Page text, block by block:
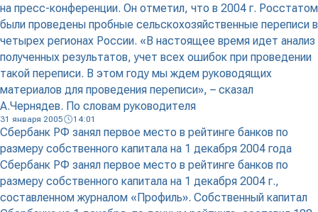
на пресс-конференции. Он отметил, что в 2004 г. Росстатом
были проведены пробные сельскохозяйственные переписи в
четырех регионах России. «В настоящее время идет анализ
полученных результатов, учет всех ошибок при проведении
такой переписи. В этом году мы ждем руководящих
материалов для проведения переписи», – сказал
А.Чернядев. По словам руководителя
31 января 2005 14:01
Сбербанк РФ занял первое место в рейтинге банков по
размеру собственного капитала на 1 декабря 2004 года
Сбербанк РФ занял первое место в рейтинге банков по
размеру собственного капитала на 1 декабря 2004 г.,
составленном журналом «Профиль». Собственный капитал